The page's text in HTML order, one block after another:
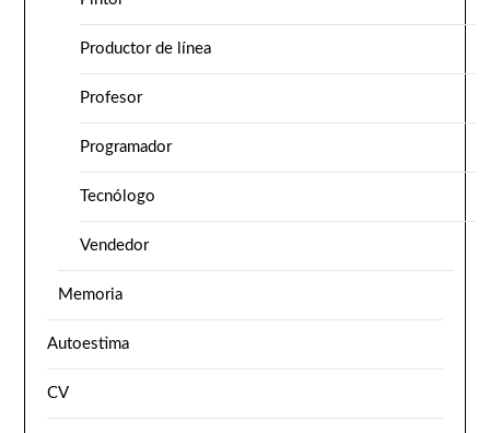
Productor de línea
Profesor
Programador
Tecnólogo
Vendedor
Memoria
Autoestima
CV